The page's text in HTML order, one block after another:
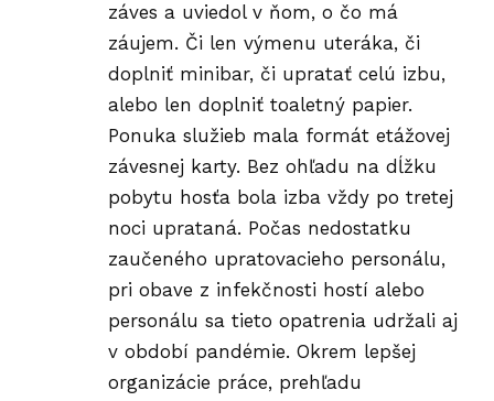
záves a uviedol v ňom, o čo má
záujem. Či len výmenu uteráka, či
doplniť minibar, či upratať celú izbu,
alebo len doplniť toaletný papier.
Ponuka služieb mala formát etážovej
závesnej karty. Bez ohľadu na dĺžku
pobytu hosťa bola izba vždy po tretej
noci uprataná. Počas nedostatku
zaučeného upratovacieho personálu,
pri obave z infekčnosti hostí alebo
personálu sa tieto opatrenia udržali aj
v období pandémie. Okrem lepšej
organizácie práce, prehľadu